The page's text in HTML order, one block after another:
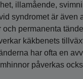
illamående,
syndromet är även
och permanenta
käkbenets
har ofta en
påverkas